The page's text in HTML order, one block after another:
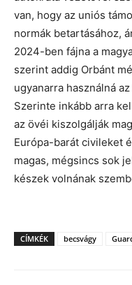
van, hogy az uniós
normák betartásához,
2024-ben fájna a
szerint addig Orbánt
ugyanarra használná
Szerinte inkább arra
az övéi kiszolgálják
Európa-barát civileket
magas, mégsincs sok
készek volnának
CÍMKÉK becsvágy